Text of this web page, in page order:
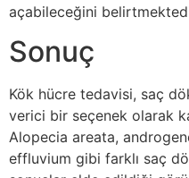
açabileceğini
Sonuç
Kök hücre tedavisi, saç
verici bir seçenek olarak
Alopecia areata,
effluvium gibi farklı saç